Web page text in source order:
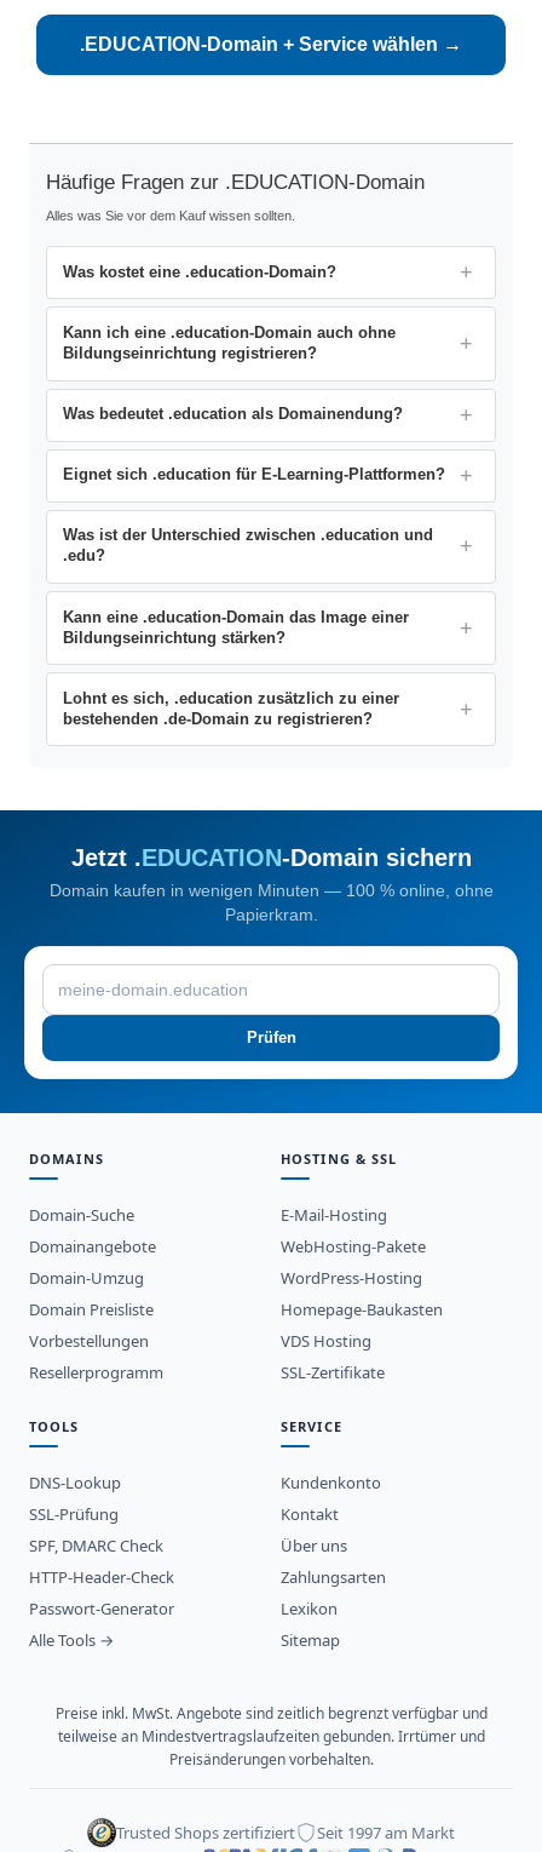
.EDUCATION-Domain + Service wählen →
Häufige Fragen zur .EDUCATION-Domain
Alles was Sie vor dem Kauf wissen sollten.
Was kostet eine .education-Domain?
Kann ich eine .education-Domain auch ohne
Bildungseinrichtung registrieren?
Was bedeutet .education als Domainendung?
Eignet sich .education für E-Learning-Plattformen?
Was ist der Unterschied zwischen .education und
.edu?
Kann eine .education-Domain das Image einer
Bildungseinrichtung stärken?
Lohnt es sich, .education zusätzlich zu einer
bestehenden .de-Domain zu registrieren?
Jetzt .EDUCATION-Domain sichern
Domain kaufen in wenigen Minuten — 100 % online, ohne
Papierkram.
Prüfen
DOMAINS
Domain-Suche
Domainangebote
Domain-Umzug
Domain Preisliste
Vorbestellungen
Resellerprogramm
HOSTING & SSL
E-Mail-Hosting
WebHosting-Pakete
WordPress-Hosting
Homepage-Baukasten
VDS Hosting
SSL-Zertifikate
TOOLS
DNS-Lookup
SSL-Prüfung
SPF, DMARC Check
HTTP-Header-Check
Passwort-Generator
Alle Tools →
SERVICE
Kundenkonto
Kontakt
Über uns
Zahlungsarten
Lexikon
Sitemap
Preise inkl. MwSt. Angebote sind zeitlich begrenzt verfügbar und
teilweise an Mindestvertragslaufzeiten gebunden. Irrtümer und
Preisänderungen vorbehalten.
Trusted Shops zertifiziert
Seit 1997 am Markt